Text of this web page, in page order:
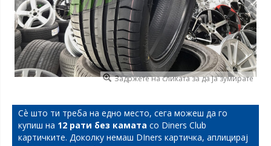
Задржете на сликата за да ја зумирате
Сѐ што ти треба на едно место, сега можеш да го
купиш на 12 рати без камата со Diners Club
картичките. Доколку немаш DIners картичка, аплицирај